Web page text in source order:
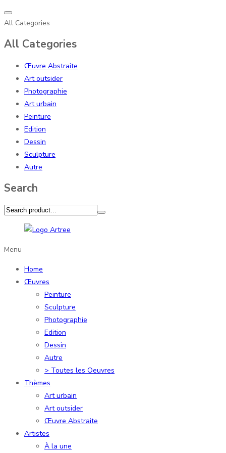
All Categories
All Categories
Œuvre Abstraite
Art outsider
Photographie
Art urbain
Peinture
Edition
Dessin
Sculpture
Autre
Search
Menu
Home
Œuvres
Peinture
Sculpture
Photographie
Edition
Dessin
Autre
> Toutes les Oeuvres
Thèmes
Art urbain
Art outsider
Œuvre Abstraite
Artistes
À la une